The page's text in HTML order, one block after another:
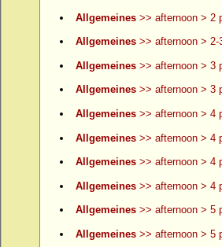
Allgemeines>> afternoon > 2
Allgemeines>> afternoon > 2-
Allgemeines>> afternoon > 3
Allgemeines>> afternoon > 3
Allgemeines>> afternoon > 4
Allgemeines>> afternoon > 4
Allgemeines>> afternoon > 4
Allgemeines>> afternoon > 4
Allgemeines>> afternoon > 5
Allgemeines>> afternoon > 5